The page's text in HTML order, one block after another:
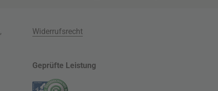
,
Widerrufsrecht
Geprüfte Leistung